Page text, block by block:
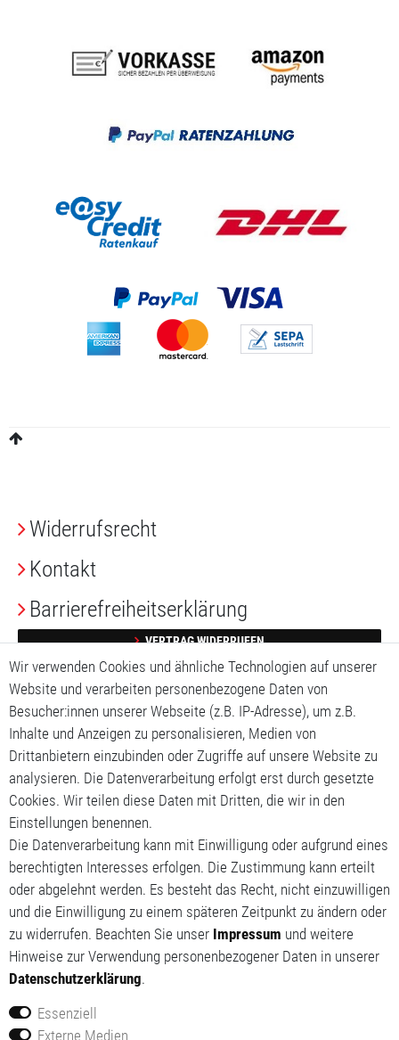
Widerrufs­recht
Kontakt
Barrierefreiheitserklärung
VERTRAG WIDERRUFEN
Impressum
Daten­schutz­erklärung
AGB
Mein Konto
Mein Warenkorb
Meine Wunschliste
Wir verwenden Cookies und ähnliche Technologien auf unserer
Website und verarbeiten personenbezogene Daten von
Besucher:innen unserer Webseite (z.B. IP-Adresse), um z.B.
Inhalte und Anzeigen zu personalisieren, Medien von
Drittanbietern einzubinden oder Zugriffe auf unsere Website zu
analysieren. Die Datenverarbeitung erfolgt erst durch gesetzte
Cookies. Wir teilen diese Daten mit Dritten, die wir in den
Einstellungen benennen.
Die Datenverarbeitung kann mit Einwilligung oder aufgrund eines
berechtigten Interesses erfolgen. Die Zustimmung kann erteilt
oder abgelehnt werden. Es besteht das Recht, nicht einzuwilligen
und die Einwilligung zu einem späteren Zeitpunkt zu ändern oder
zu widerrufen. Beachten Sie unser Impressum und weitere
Hinweise zur Verwendung personenbezogener Daten in unserer
Daten­schutz­erklärung.
Essenziell
Externe Medien